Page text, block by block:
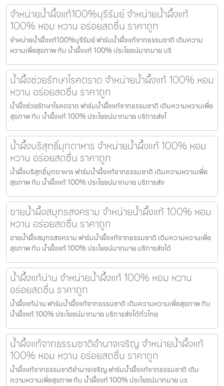
จำหน่ายน้ำผึ้งแท้100%บุรีรัมย์ จำหน่ายน้ำผึ้งแท้
100% หอม หวาน อร่อยสดชื่น ราคาถูก
จำหน่ายน้ำผึ้งแท้100%บุรีรัมย์ ฟาร์มน้ำผึ้งแท้จากธรรมชาติ เติมความ
หวานเพื่อสุขภาพ กับ น้ำผึ้งแท้ 100% ประโยชน์มากมาย บริ
น้ำผึ้งช่วยรักษาโรคตราด จำหน่ายน้ำผึ้งแท้ 100% หอม
หวาน อร่อยสดชื่น ราคาถูก
น้ำผึ้งช่วยรักษาโรคตราด ฟาร์มน้ำผึ้งแท้จากธรรมชาติ เติมความหวานเพื่อ
สุขภาพ กับ น้ำผึ้งแท้ 100% ประโยชน์มากมาย บริการส่งไ
น้ำผึ้งบริสุทธิ์มุกดาหาร จำหน่ายน้ำผึ้งแท้ 100% หอม
หวาน อร่อยสดชื่น ราคาถูก
น้ำผึ้งบริสุทธิ์มุกดาหาร ฟาร์มน้ำผึ้งแท้จากธรรมชาติ เติมความหวานเพื่อ
สุขภาพ กับ น้ำผึ้งแท้ 100% ประโยชน์มากมาย บริการส่ง
ขายน้ำผึ้งสมุทรสงคราม จำหน่ายน้ำผึ้งแท้ 100% หอม
หวาน อร่อยสดชื่น ราคาถูก
ขายน้ำผึ้งสมุทรสงคราม ฟาร์มน้ำผึ้งแท้จากธรรมชาติ เติมความหวานเพื่อ
สุขภาพ กับ น้ำผึ้งแท้ 100% ประโยชน์มากมาย บริการส่งได้
น้ำผึ้งแท้น่าน จำหน่ายน้ำผึ้งแท้ 100% หอม หวาน
อร่อยสดชื่น ราคาถูก
น้ำผึ้งแท้น่าน ฟาร์มน้ำผึ้งแท้จากธรรมชาติ เติมความหวานเพื่อสุขภาพ กับ
น้ำผึ้งแท้ 100% ประโยชน์มากมาย บริการส่งได้ทั่วไทย
น้ำผึ้งแท้จากธรรมชาติอำนาจเจริญ จำหน่ายน้ำผึ้งแท้
100% หอม หวาน อร่อยสดชื่น ราคาถูก
น้ำผึ้งแท้จากธรรมชาติอำนาจเจริญ ฟาร์มน้ำผึ้งแท้จากธรรมชาติ เติม
ความหวานเพื่อสุขภาพ กับ น้ำผึ้งแท้ 100% ประโยชน์มากมาย บร